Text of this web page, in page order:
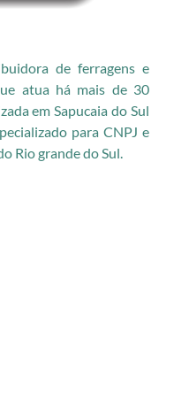
de ferragens e
atua há mais de 30
em Sapucaia do Sul
para CNPJ e
Rio grande do Sul.